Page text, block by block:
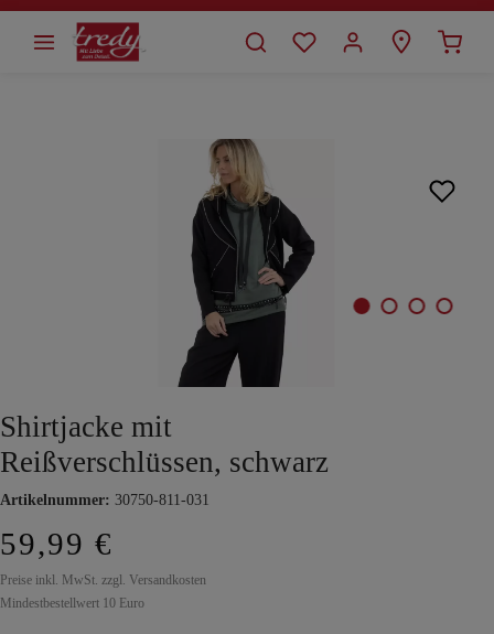
springen
Shirtjacke mit
Reißverschlüssen, schwarz
Artikelnummer: 30750-811-031
59,99 €
Preise inkl. MwSt. zzgl. Versandkosten
Mindestbestellwert 10 Euro